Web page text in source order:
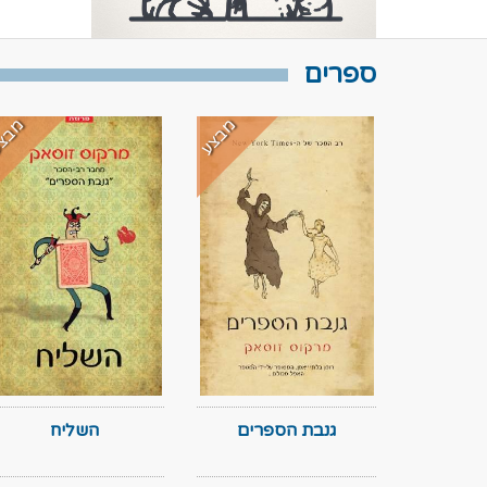
ספרים
מבצע
גנבת הספרים השליח